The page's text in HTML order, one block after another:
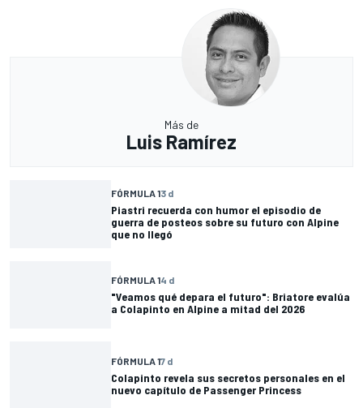
Más de
Luis Ramírez
FÓRMULA 13 d
Piastri recuerda con humor el episodio de
guerra de posteos sobre su futuro con Alpine
que no llegó
FÓRMULA 14 d
"Veamos qué depara el futuro": Briatore evalúa
a Colapinto en Alpine a mitad del 2026
FÓRMULA 17 d
Colapinto revela sus secretos personales en el
nuevo capítulo de Passenger Princess